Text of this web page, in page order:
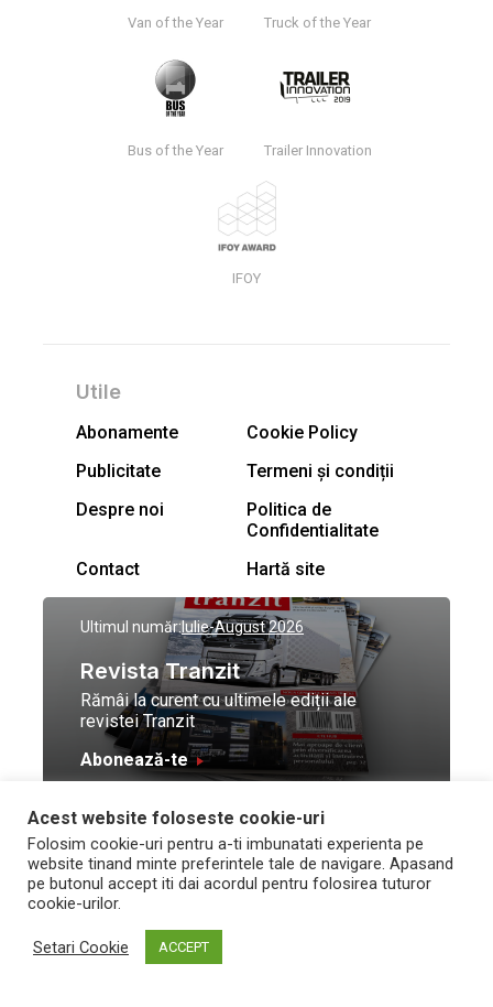
Van of the Year Truck of the Year
Bus of the Year Trailer Innovation
IFOY
Utile
Abonamente
Cookie Policy
Publicitate
Termeni și condiții
Despre noi
Politica de
Confidentialitate
Contact
Hartă site
Ultimul număr:Iulie-August 2026
Revista Tranzit
Rămâi la curent cu ultimele ediții ale
revistei Tranzit
Abonează-te
© Toate drepturile
rezervate Trafic Media
2026
Design by
and development by Neo
Vision Technologies
Acest website foloseste cookie-uri
Folosim cookie-uri pentru a-ti imbunatati experienta pe
website tinand minte preferintele tale de navigare. Apasand
pe butonul accept iti dai acordul pentru folosirea tuturor
cookie-urilor.
Setari Cookie ACCEPT